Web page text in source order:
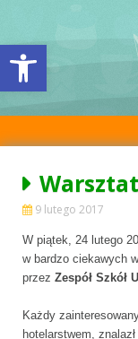
Open toolbar
9 lutego 2017
W piątek, 24 lutego
w bardzo ciekawych
przez Zespół Szkół
Każdy
hotelarstwem,